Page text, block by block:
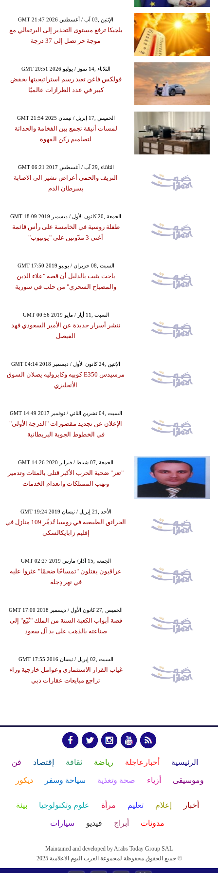
GMT 21:47 2026 الإثنين ,03 آب / أغسطس
بلجيكا ترفع مستوى التحذير إلى البرتقالي مع
موجة حر تصل إلى 37 درجة
GMT 20:51 2026 الثلاثاء ,14 تموز / يوليو
فولكس فاغن تعيد رسم استراتيجيتها بخفض
كبير في عدد الطرازات عالميًا
GMT 21:54 2025 الخميس ,17 إبريل / نيسان
لمسات أنيقة تجمع بين الفخامة والحداثة
لتصاميم ركن القهوة
GMT 06:21 2017 الثلاثاء ,29 آب / أغسطس
النزيف والحمى أعراض تشير الي الاصابة
بسرطان الدم
GMT 18:09 2019 الجمعة ,20 كانون الأول / ديسمبر
طفلة روسية في الخامسة على رأس قائمة
أغنى 3 مدّونين على "يوتيوب"
GMT 17:50 2019 السبت ,08 حزيران / يونيو
باحث يثبت بالدليل أن قصة "علاء الدين
والمصباح السحري" من حلب في سورية
GMT 00:56 2019 السبت ,11 أيار / مايو
ننشر أسرار جديدة عن الأمير السعودي فهد
الفيصل
GMT 04:14 2018 الإثنين ,24 كانون الأول / ديسمبر
مرسيدس E350 كوبيه وكابروليه يصلان السوق
الأنجليزي
GMT 14:49 2017 السبت ,04 تشرين الثاني / نوفمبر
الإعلان عن تجديد مقصورات "الدرجة الأولى"
في الخطوط الجوية البريطانية
GMT 14:26 2020 الجمعة ,07 شباط / فبراير
"تعز" ضحية الحرب الأكبر قتلى بالمئات وتدمير
ونهب الممتلكات وانعدام الخدمات
GMT 19:24 2019 الأحد ,21 إبريل / نيسان
الحرائق الطبيعية في روسيا تُدمِّر 109 منازل في
إقليم زابايكالسكي
GMT 02:27 2019 الجمعة ,15 آذار/ مارس
عراقيون يقتلون "تمساحًا ضخمًا" عثروا عليه
في نهر دِجلة
GMT 17:00 2018 الخميس ,27 كانون الأول / ديسمبر
قصة أبواب الكعبة الستة من الملك "تُبّع" إلى
صناعته بالذهب على يد آل سعود
GMT 17:55 2016 السبت ,02 إبريل / نيسان
غياب القرار الاستثماري وعوامل خارجية وراء
تراجع مبايعات عقارات دبي
الرئيسية أخبارعاجلة رياضة ثقافة إقتصاد فن
وموسيقى أزياء صحة وتغذية سياحة وسفر ديكور
أخبار إعلام تعليم مرأة علوم وتكنولوجيا بيئة
مدونات أبراج فيديو سيارات
Maintained and developed by Arabs Today Group SAL
جميع الحقوق محفوظة لمجموعة العرب اليوم الاعلامية 2025 ©